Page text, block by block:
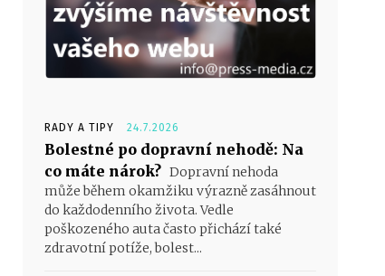
RADY A TIPY 24.7.2026
Bolestné po dopravní nehodě: Na
co máte nárok? Dopravní nehoda
může během okamžiku výrazně zasáhnout
do každodenního života. Vedle
poškozeného auta často přichází také
zdravotní potíže, bolest...